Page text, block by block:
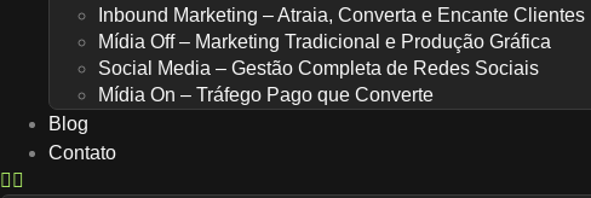
Inbound Marketing – Atraia, Converta e Encante Clientes
Mídia Off – Marketing Tradicional e Produção Gráfica
Social Media – Gestão Completa de Redes Sociais
Mídia On – Tráfego Pago que Converte
Blog
Contato